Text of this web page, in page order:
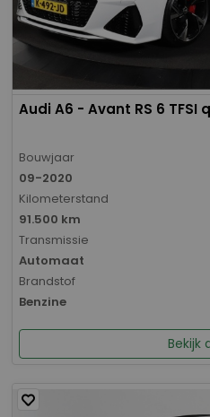
Audi A6 - Avant RS 6 TFSI
Bouwjaar
09-2020
Kilometerstand
91.500 km
Transmissie
Automaat
Brandstof
Benzine
Bekijk